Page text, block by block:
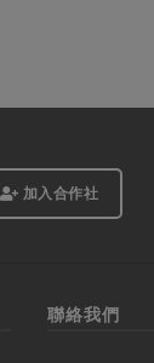
加入合作社
聯絡我們